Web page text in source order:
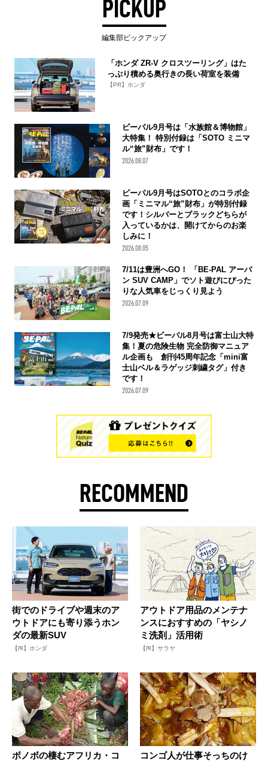
PICKUP
編集部ピックアップ
「ホンダ ZR-V クロスツーリング」はた
っぷり積める奥行きの長い荷室を装備
【PR】ホンダ
ビーパル9月号は「水族館＆博物館」
大特集！ 特別付録は「SOTO ミニマ
ル“旅”財布」です！
2026.08.07
ビーパル9月号はSOTOとのコラボ企
画「ミニマル“旅”財布」が特別付録
です！シルバーとブラックどちらが
入っているかは、開けてからのお楽
しみに！
2026.08.05
7/11は豊洲へGO！ 「BE-PAL アーバ
ン SUV CAMP」でソト遊びにぴった
りな人気車をじっくり見よう
2026.07.09
7/9発売★ビーパル8月号は富士山大特
集！夏の危険生物 完全防御マニュア
ル企画も 創刊45周年記念「mini富
士山ベル＆ラゲッジ刺繍タグ」付き
です！
2026.07.09
RECOMMEND
街でのドライブや週末のア
ウトドアにも寄り添うホン
ダの最新SUV
【PR】ホンダ
アウトドア用品のメンテナ
ンスにおすすめの「ヤシノ
ミ洗剤」活用術
【PR】サラヤ
ボノボの棲むアフリカ・コ
コンゴ人が仕事そっちのけ